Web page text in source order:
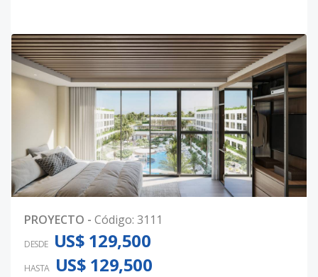
PROYECTO - Código: 3111
DESDE US$ 129,500
HASTA US$ 129,500